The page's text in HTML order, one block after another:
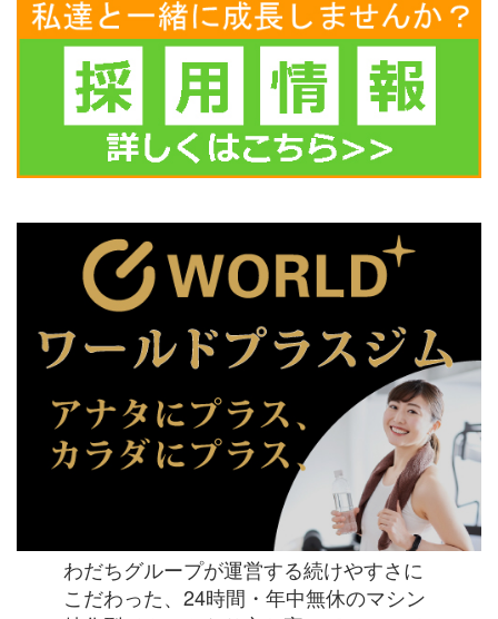
わだちグループが運営する続けやすさに
こだわった、24時間・年中無休のマシン